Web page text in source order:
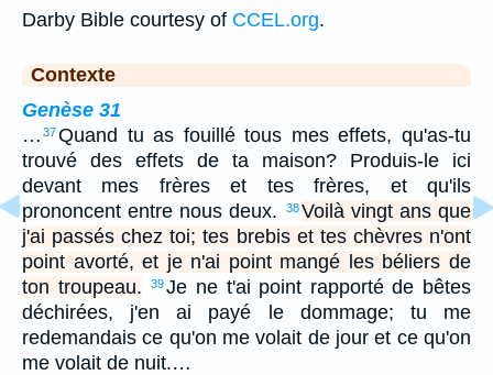
Darby Bible courtesy of CCEL.org.
Contexte
Genèse 31
… 37Quand tu as fouillé tous mes effets, qu'as-tu
trouvé des effets de ta maison? Produis-le ici
devant mes frères et tes frères, et qu'ils
prononcent entre nous deux.
38 Voilà vingt ans que
j'ai passés chez toi; tes brebis et tes chèvres n'ont
point avorté, et je n'ai point mangé les béliers de
ton troupeau.
39Je ne t'ai point rapporté de bêtes
déchirées, j'en ai payé le dommage; tu me
redemandais ce qu'on me volait de jour et ce qu'on
me volait de nuit.…